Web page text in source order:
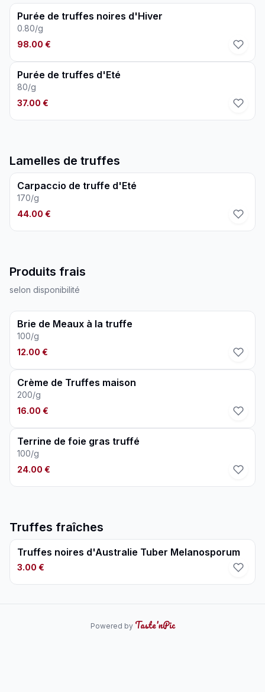
Purée de truffes noires d'Hiver
0.80/g
98.00 €
Purée de truffes d'Eté
80/g
37.00 €
Lamelles de truffes
Carpaccio de truffe d'Eté
170/g
44.00 €
Produits frais
selon disponibilité
Brie de Meaux à la truffe
100/g
12.00 €
Crème de Truffes maison
200/g
16.00 €
Terrine de foie gras truffé
100/g
24.00 €
Truffes fraîches
Truffes noires d'Australie Tuber Melanosporum
3.00 €
Powered by Taste'nPic